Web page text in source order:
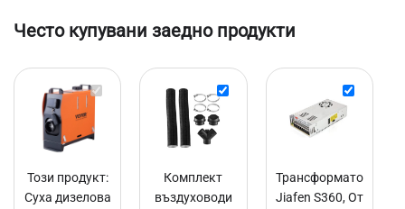
Често купувани заедно продукти
Суха
дизелова
печка
Vevor
D1,
Мощност
Този продукт:
Суха дизелова
Комплект
въздуховоди
за
печки
VEVOR
Комплект
въздуховоди
Jiafen
на
12V,
Трансформатор
Jiafen S360, От